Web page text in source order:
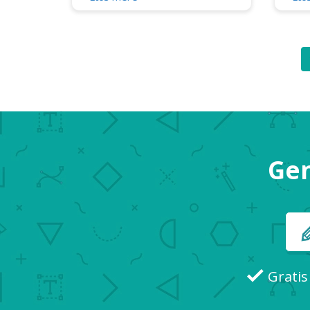
med kunderne og sikrer
effektivitet. Små
virksomhedsværktøjer giver også
virksomheder mulighed for at
forblive i kontr...